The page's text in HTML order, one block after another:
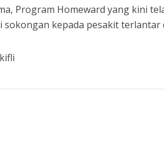
Program Homeward yang kini
kepada pesakit terlantar